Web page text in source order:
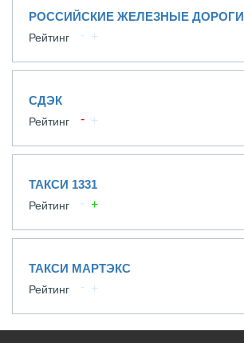
РОССИЙСКИЕ ЖЕЛЕЗНЫЕ ДОРОГИ
Рейтинг
СДЭК
Рейтинг
ТАКСИ 1331
Рейтинг
ТАКСИ МАРТЭКС
Рейтинг